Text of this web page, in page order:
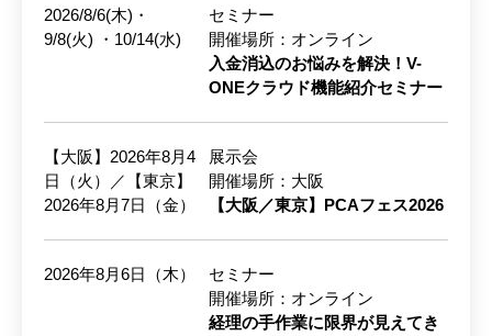
2026/8/6(木)・
9/8(火) ・10/14(水)
セミナー
開催場所：オンライン
入金消込のお悩みを解決！V-
ONEクラウド機能紹介セミナー
【大阪】2026年8月4
日（火）／【東京】
2026年8月7日（金）
展示会
開催場所：大阪
【大阪／東京】PCAフェス2026
2026年8月6日（木）
セミナー
開催場所：オンライン
経理の手作業に限界が見えてき